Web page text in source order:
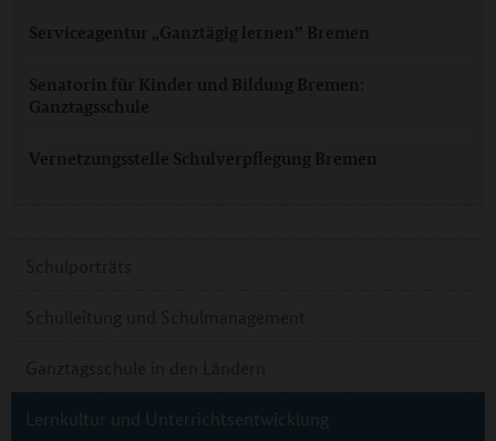
Serviceagentur „Ganztägig lernen‟ Bremen
Senatorin für Kinder und Bildung Bremen:
Ganztagsschule
Vernetzungsstelle Schulverpflegung Bremen
Schulporträts
Schulleitung und Schulmanagement
Ganztagsschule in den Ländern
Lernkultur und Unterrichtsentwicklung